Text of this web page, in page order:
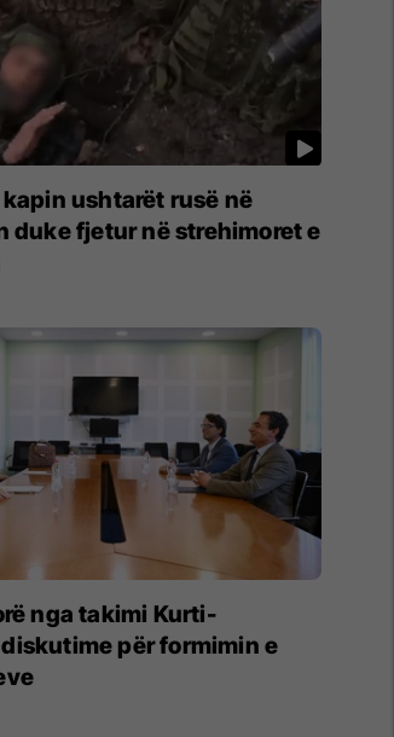
ushtarët rusë në
duke fjetur në strehimoret e
nga takimi Kurti-
për formimin e